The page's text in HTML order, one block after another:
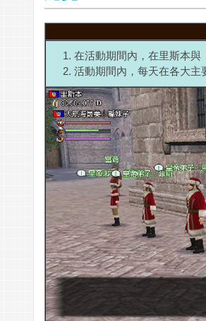
在活動期間內，在里斯本與
活動期間內，每天在各大主